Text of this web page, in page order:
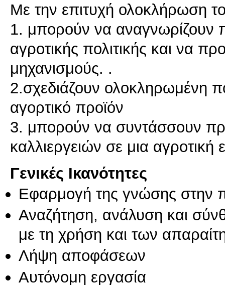
Με την επιτυχή ολοκλήρωση
1. μπορούν να αναγνωρίζουν
αγροτικής πολιτικής και να
μηχανισμούς. .
2.σχεδιάζουν ολοκληρωμένη
αγορτικό προϊόν
3. μπορούν να συντάσσουν
Γενικές Ικανότητες
Εφαρμογή της γνώσης στην
Αναζήτηση, ανάλυση και
με τη χρήση και των
Λήψη αποφάσεων
Αυτόνομη εργασία